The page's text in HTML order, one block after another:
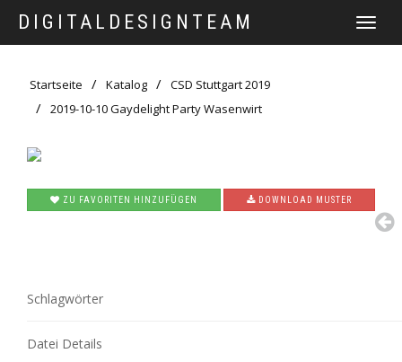
DIGITALDESIGNTEAM
TOGGLE
Startseite Katalog
CSD Stuttgart 2019
2019-10-10 Gaydelight Party Wasenwirt
ZU FAVORITEN HINZUFÜGEN DOWNLOAD MUSTER
Schlagwörter
Datei Details